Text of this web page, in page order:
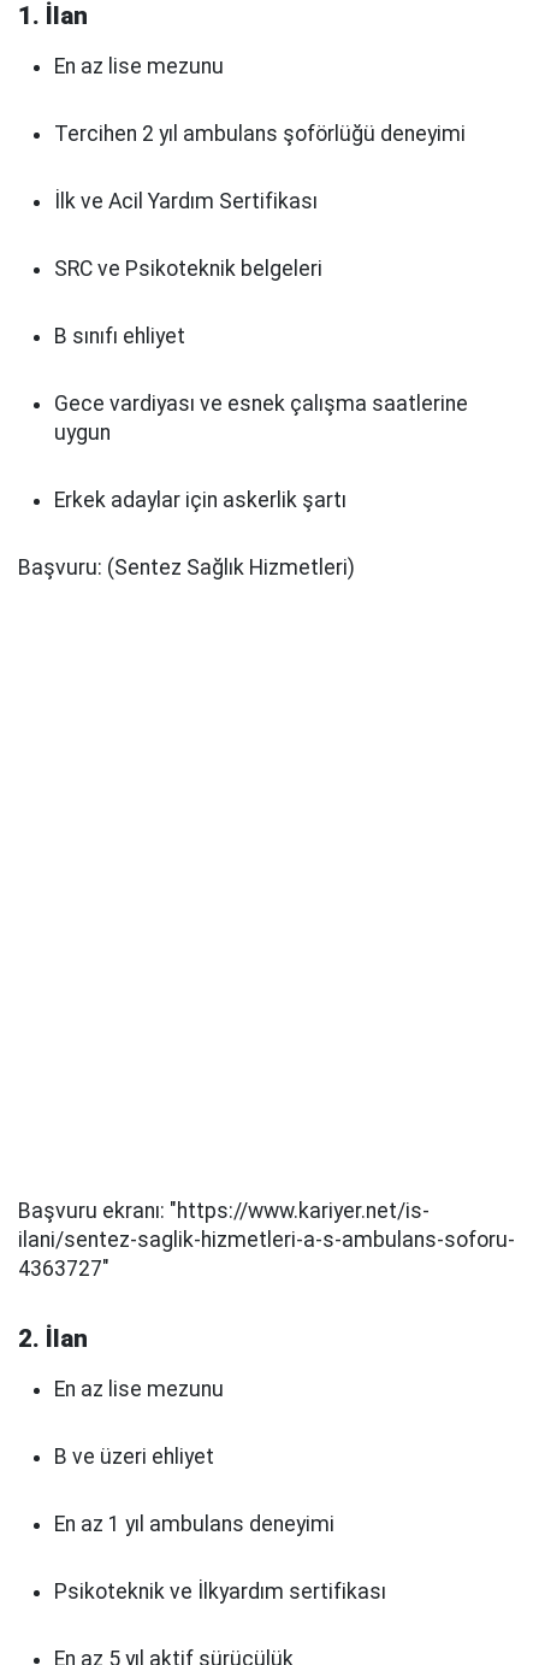
1. İlan
En az lise mezunu
Tercihen 2 yıl ambulans şoförlüğü deneyimi
İlk ve Acil Yardım Sertifikası
SRC ve Psikoteknik belgeleri
B sınıfı ehliyet
Gece vardiyası ve esnek çalışma saatlerine
uygun
Erkek adaylar için askerlik şartı
Başvuru: (Sentez Sağlık Hizmetleri)
Başvuru ekranı: "https://www.kariyer.net/is-
ilani/sentez-saglik-hizmetleri-a-s-ambulans-soforu-
4363727"
2. İlan
En az lise mezunu
B ve üzeri ehliyet
En az 1 yıl ambulans deneyimi
Psikoteknik ve İlkyardım sertifikası
En az 5 yıl aktif sürücülük